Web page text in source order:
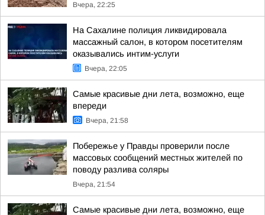
Вчера, 22:25
На Сахалине полиция ликвидировала
массажный салон, в котором посетителям
оказывались интим-услуги
Вчера, 22:05
Самые красивые дни лета, возможно, еще
впереди
Вчера, 21:58
Побережье у Правды проверили после
массовых сообщений местных жителей по
поводу разлива соляры
Вчера, 21:54
Самые красивые дни лета, возможно, еще